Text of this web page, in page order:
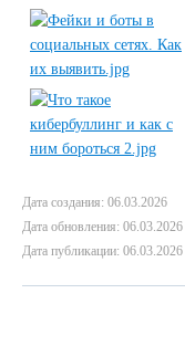
Дата создания: 06.03.2026
Дата обновления: 06.03.2026
Дата публикации: 06.03.2026